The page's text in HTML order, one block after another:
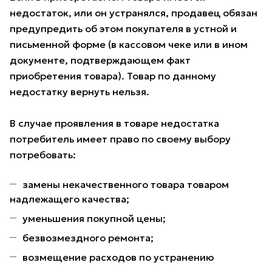
недостаток, или он устранялся, продавец обязан
предупредить об этом покупателя в устной и
письменной форме (в кассовом чеке или в ином
документе, подтверждающем факт
приобретения товара). Товар по данному
недостатку вернуть нельзя.
В случае проявления в товаре недостатка
потребитель имеет право по своему выбору
потребовать:
замены некачественного товара товаром
надлежащего качества;
уменьшения покупной цены;
безвозмездного ремонта;
возмещение расходов по устранению